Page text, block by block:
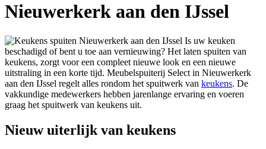
Nieuwerkerk aan den IJssel
Is uw keuken
beschadigd of bent u toe aan vernieuwing? Het laten spuiten van
keukens, zorgt voor een compleet nieuwe look en een nieuwe
uitstraling in een korte tijd. Meubelspuiterij Select in Nieuwerkerk
aan den IJssel regelt alles rondom het spuitwerk van keukens. De
vakkundige medewerkers hebben jarenlange ervaring en voeren
graag het spuitwerk van keukens uit.
Nieuw uiterlijk van keukens